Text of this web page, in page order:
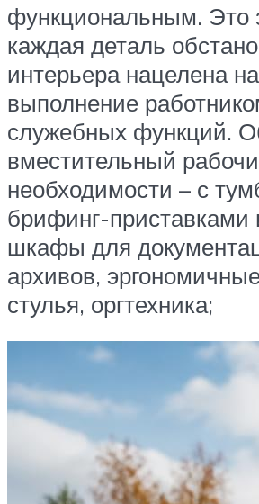
функциональным. Это
каждая деталь
интерьера нацелена на
выполнение
служебных функций.
вместительный
необходимости – с
брифинг-приставками
шкафы для
архивов,
стулья, оргтехника;